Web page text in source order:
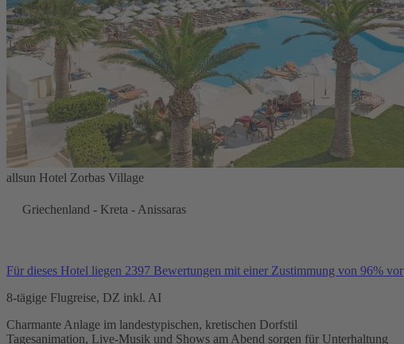
allsun Hotel Zorbas Village
Griechenland - Kreta - Anissaras
Für dieses Hotel liegen 2397 Bewertungen mit einer Zustimmung von 96% vor
8-tägige Flugreise, DZ inkl. AI
Charmante Anlage im landestypischen, kretischen Dorfstil
Tagesanimation, Live-Musik und Shows am Abend sorgen für Unterhaltung